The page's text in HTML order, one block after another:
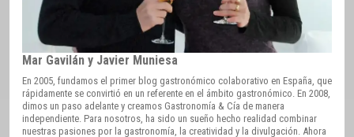
Mar Gavilán y Javier Muniesa
En 2005, fundamos el primer blog gastronómico colaborativo en España, que
rápidamente se convirtió en un referente en el ámbito gastronómico. En 2008,
dimos un paso adelante y creamos Gastronomía & Cía de manera
independiente. Para nosotros, ha sido un sueño hecho realidad combinar
nuestras pasiones por la gastronomía, la creatividad y la divulgación. Ahora